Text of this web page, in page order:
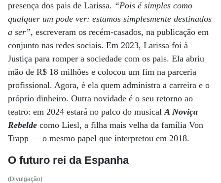
presença dos pais de Larissa. “Pois é simples como
qualquer um pode ver: estamos simplesmente destinados
a ser”, escreveram os recém-casados, na publicação em
conjunto nas redes sociais. Em 2023, Larissa foi à
Justiça para romper a sociedade com os pais. Ela abriu
mão de R$ 18 milhões e colocou um fim na parceria
profissional. Agora, é ela quem administra a carreira e o
próprio dinheiro. Outra novidade é o seu retorno ao
teatro: em 2024 estará no palco do musicalA Noviça
Rebelde como Liesl, a filha mais velha da família Von
Trapp ­— o mesmo papel que interpretou em 2018.
O futuro rei da Espanha
(Divulgação)